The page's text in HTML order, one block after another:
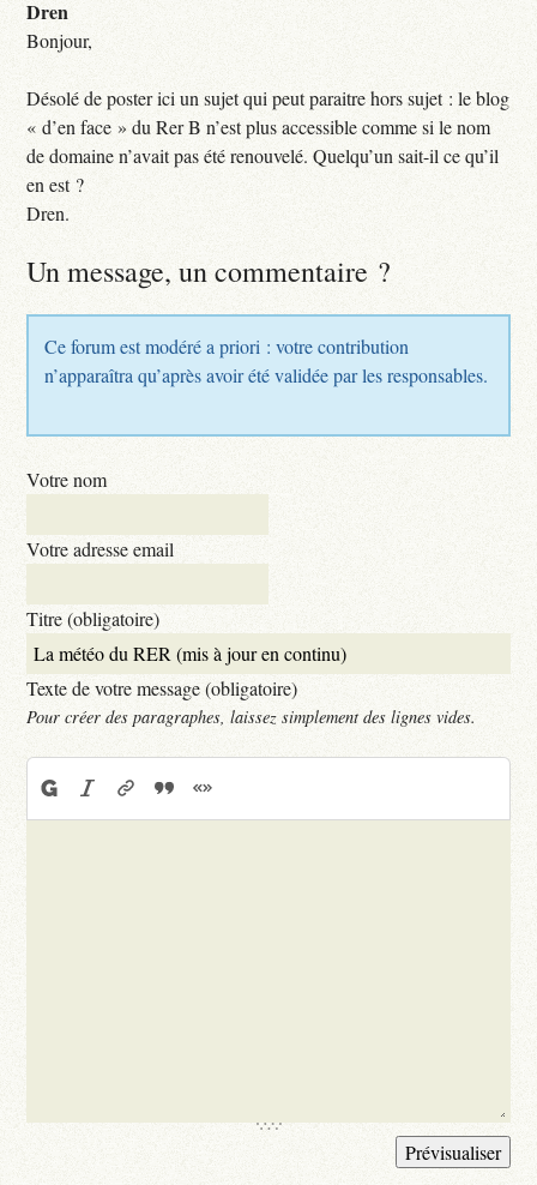
Dren
Bonjour,
Désolé de poster ici un sujet qui peut paraitre hors sujet : le blog
« d’en face » du Rer B n’est plus accessible comme si le nom
de domaine n’avait pas été renouvelé. Quelqu’un sait-il ce qu’il
en est ?
Dren.
Un message, un commentaire ?
Ce forum est modéré a priori : votre contribution
n’apparaîtra qu’après avoir été validée par les responsables.
Votre nom
Votre adresse email
Titre (obligatoire)
Texte de votre message (obligatoire)
Pour créer des paragraphes, laissez simplement des lignes vides.